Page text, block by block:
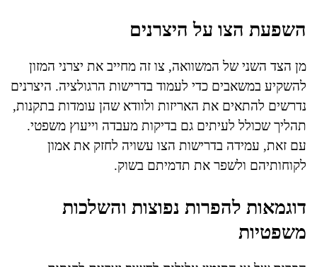
השפעת הצו על היצרנים
מן הצד השני של המשוואה, צו זה מחייב את יצרני המזון
להשקיע במשאבים כדי לעמוד בדרישות הרגולציה. היצרנים
נדרשים להתאים את האריזות ולוודא שהן עומדות בתקנות,
תהליך שכולל לעיתים גם בדיקות מעבדה וייעוץ משפטי.
עם זאת, עמידה בדרישות הצו עשויה לחזק את אמון
לקוחותיהם ולשפר את תדמיתם בשוק.
דוגמאות להפרות נפוצות והשלכות
משפטיות